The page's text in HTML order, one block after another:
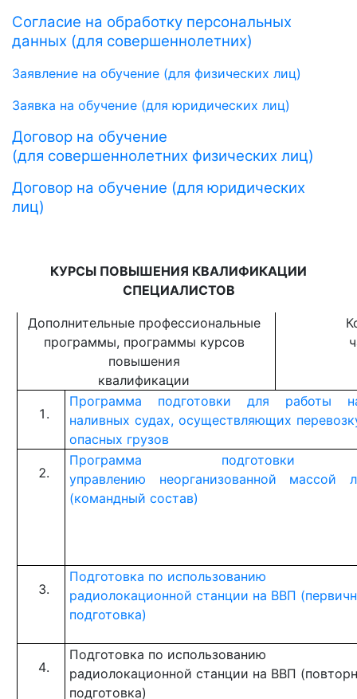
Согласие на обработку персональных
данных (для совершеннолетних)
Заявление на обучение (для физических лиц)
Заявка на обучение (для юридических лиц)
Договор на обучение
(для совершеннолетних физических лиц)
Договор на обучение (для юридических
лиц)
КУРСЫ ПОВЫШЕНИЯ КВАЛИФИКАЦИИ
СПЕЦИАЛИСТОВ
Дополнительные профессиональные
программы, программы курсов
повышения
квалификации
Программа подготовки для работы
наливных судах, осуществляющих
опасных грузов
Программа
управлению неорганизованной массой
(командный состав)
Подготовка по использованию
радиолокационной станции на ВВП
подготовка)
Подготовка по использованию
радиолокационной станции на ВВП
подготовка)